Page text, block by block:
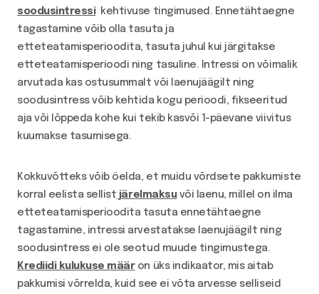
soodusintressikehtivuse tingimused. Ennetähtaegne
tagastamine võib olla tasuta ja
etteteatamisperioodita, tasuta juhul kui järgitakse
etteteatamisperioodi ning tasuline. Intressi on võimalik
arvutada kas ostusummalt või laenujäägilt ning
soodusintress võib kehtida kogu perioodi, fikseeritud
aja või lõppeda kohe kui tekib kasvõi 1-päevane viivitus
kuumakse tasumisega.
Kokkuvõtteks võib öelda, et muidu võrdsete pakkumiste
korral eelista sellist järelmaksuvõi laenu, millel on ilma
etteteatamisperioodita tasuta ennetähtaegne
tagastamine, intressi arvestatakse laenujäägilt ning
soodusintress ei ole seotud muude tingimustega.
Krediidi kulukuse määron üks indikaator, mis aitab
pakkumisi võrrelda, kuid see ei võta arvesse selliseid